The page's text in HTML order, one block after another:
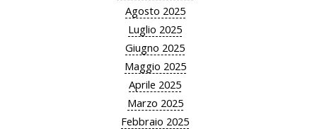
Agosto 2025
Luglio 2025
Giugno 2025
Maggio 2025
Aprile 2025
Marzo 2025
Febbraio 2025